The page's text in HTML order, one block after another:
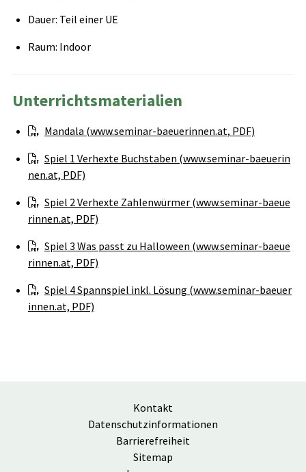
Dauer: Teil einer UE
Raum: Indoor
Unterrichtsmaterialien
Mandala (www.seminar-baeuerinnen.at, PDF)
Spiel 1 Verhexte Buchstaben (www.seminar-baeuerin
nen.at, PDF)
Spiel 2 Verhexte Zahlenwürmer (www.seminar-baeue
rinnen.at, PDF)
Spiel 3 Was passt zu Halloween (www.seminar-baeue
rinnen.at, PDF)
Spiel 4 Spannspiel inkl. Lösung (www.seminar-baeuer
innen.at, PDF)
Kontakt
Datenschutzinformationen
Barrierefreiheit
Sitemap